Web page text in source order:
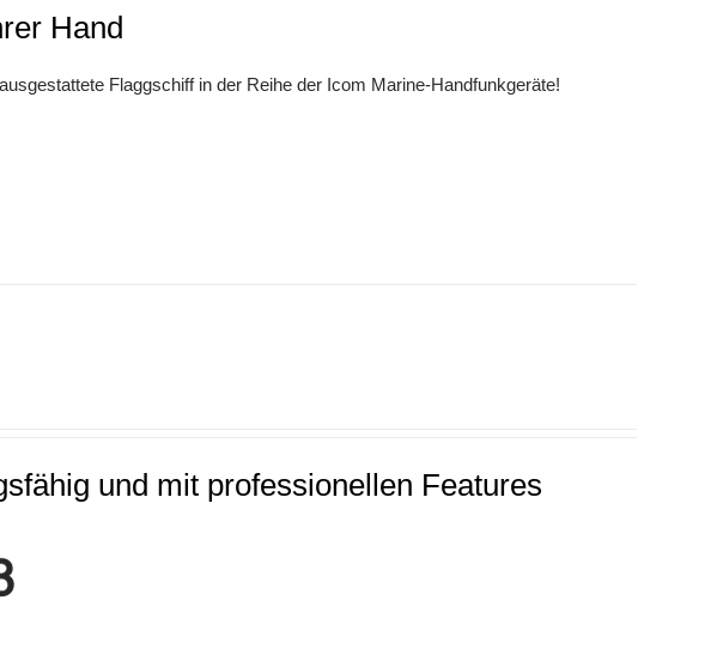
Hand
Flaggschiff in der Reihe der Icom Marine-Handfunkgeräte!
und mit professionellen Features